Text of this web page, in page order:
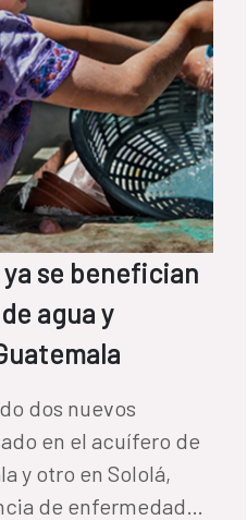
se benefician
agua y
dos nuevos
en el acuífero de
y otro en Sololá,
de enfermedades